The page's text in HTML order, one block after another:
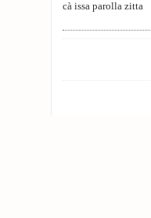
cà issa parolla zitta